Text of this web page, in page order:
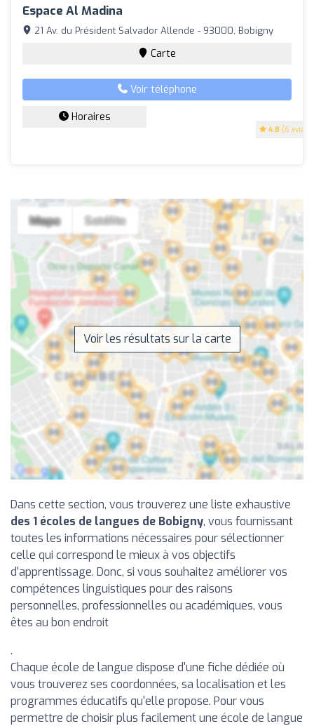
Espace Al Madina
4.8 (6 avis)
21 Av. du Président Salvador Allende - 93000, Bobigny
Carte
Voir téléphone
Horaires
Voir les résultats sur la carte
Dans cette section, vous trouverez une liste exhaustive
des 1 écoles de langues de Bobigny, vous fournissant
toutes les informations nécessaires pour sélectionner
celle qui correspond le mieux à vos objectifs
d'apprentissage. Donc, si vous souhaitez améliorer vos
compétences linguistiques pour des raisons
personnelles, professionnelles ou académiques, vous
êtes au bon endroit
.
Chaque école de langue dispose d'une fiche dédiée où
vous trouverez ses coordonnées, sa localisation et les
programmes éducatifs qu'elle propose. Pour vous
permettre de choisir plus facilement une école de langue